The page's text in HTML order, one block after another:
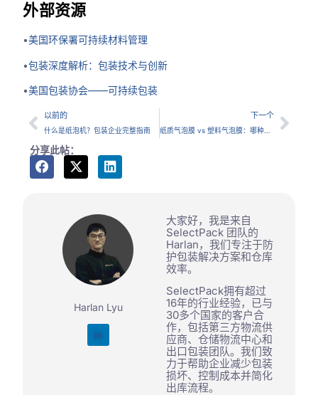
外部资源
•美国环保署可持续材料管理
•包装深度解析：包装技术与创新
•美国包装协会——可持续包装
以前的
什么是纸泡机？包装企业完整指南
下一个
纸质气泡膜 vs 塑料气泡膜：哪种包装方案更适合企业？
分享此帖：
Harlan Lyu
大家好，我是来自
SelectPack 团队的
Harlan，我们专注于防
护包装解决方案和仓库
效率。
SelectPack拥有超过
16年的行业经验，已与
30多个国家的客户合
作，包括第三方物流供
应商、仓储物流中心和
出口包装团队。我们致
力于帮助企业减少包装
损坏、控制成本并简化
出库流程。